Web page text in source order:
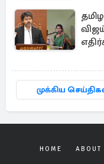
முக்கிய
HOME ABOUT